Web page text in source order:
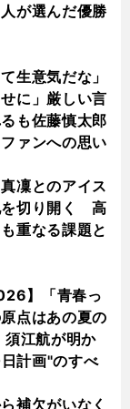
が選んだ優勝
生意気だな」
に」厳しい言
も佐藤慎太郎
ァンへの思い
凜とのアイス
を切り開く 高
重なる課題と
】「青春っ
点はあの夏の
須江航が明か
計画"のすべ
補欠がいなく